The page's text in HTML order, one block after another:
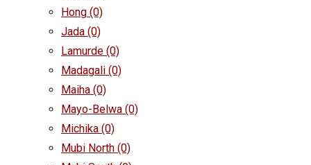
Hong (0)
Jada (0)
Lamurde (0)
Madagali (0)
Maiha (0)
Mayo-Belwa (0)
Michika (0)
Mubi North (0)